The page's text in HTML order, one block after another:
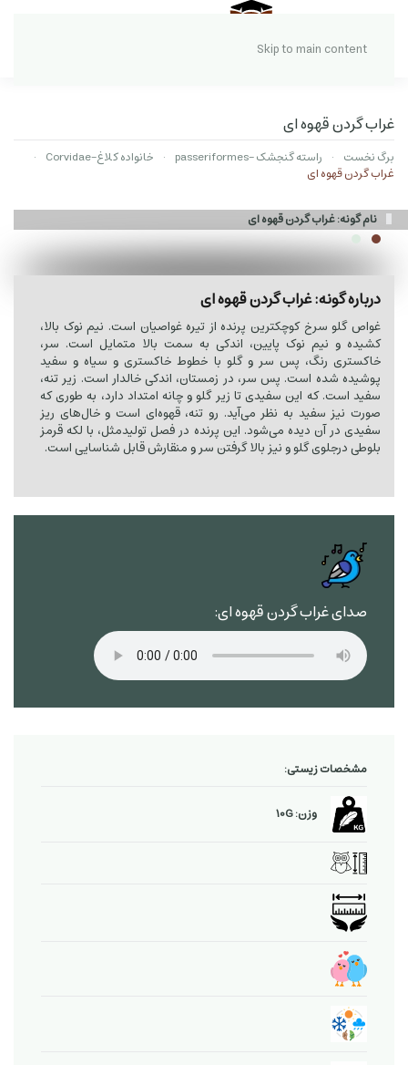
Skip to main content
غراب گردن قهوه ای
برگ نخست راسته گنجشک -passeriformes
خانواده کلاغ-Corvidae
غراب گردن قهوه ای
نام گونه: غراب گردن قهوه ای
درباره گونه: غراب گردن قهوه ای
غواص گلو سرخ کوچکترین پرنده از تیره غواصیان است. نیم نوک بالا،
کشیده و نیم نوک پایین، اندکی به سمت بالا متمایل است. سر،
خاکستری رنگ، پس سر و گلو با خطوط خاکستری و سیاه و سفید
پوشیده شده است. پس سر، در زمستان، اندکی خالدار است. زیر تنه،
سفید است. که این سفیدی تا زیر گلو و چانه امتداد دارد، به طوری که
صورت نیز سفید به نظر می‌آید. رو تنه، قهوه‌ای است و خال‌های ریز
سفیدی در آن دیده می‌شود. این پرنده در فصل تولیدمثل، با لکه قرمز
بلوطی درجلوی گلو و نیز بالا گرفتن سر و منقارش قابل شناسایی است.
صدای غراب گردن قهوه ای:
مشخصات زیستی:
وزن: 10G